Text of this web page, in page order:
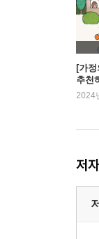
12
13
14
15
16
17
감사
주
자
[가
추천
은 책
2024
저